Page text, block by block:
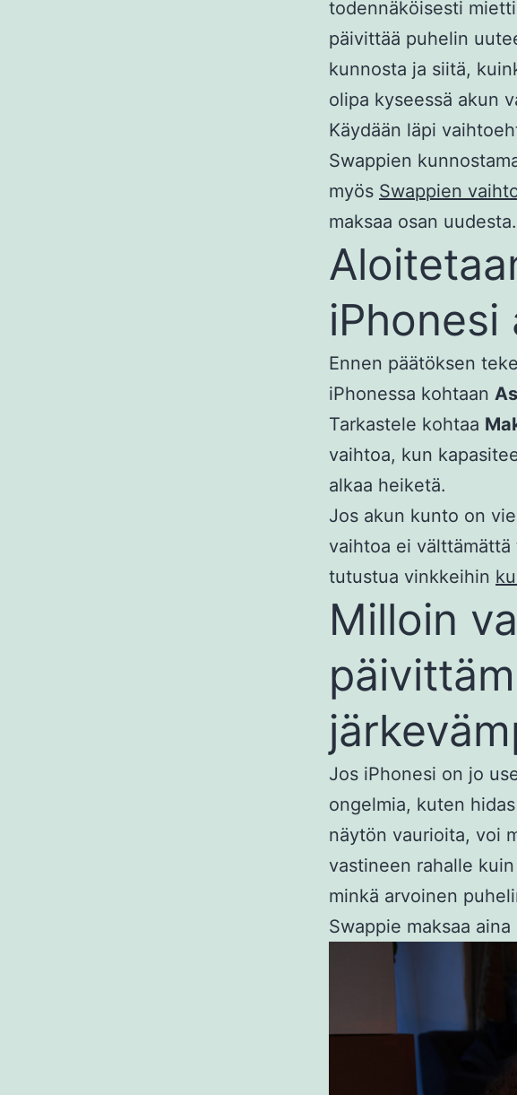
todennäköisesti
päivittää puhelin
kunnosta ja siitä,
olipa kyseessä akun
Käydään läpi
Swappien
myös Swappien
maksaa osan uudesta.
Ennen päätöksen
iPhonessa kohtaan
Tarkastele kohtaa
vaihtoa, kun
alkaa heiketä.
Jos akun kunto on
vaihtoa ei
tutustua vinkkeihin
Milloin
Jos iPhonesi on jo
ongelmia, kuten
näytön vaurioita, voi
vastineen rahalle
minkä arvoinen
Swappie maksaa